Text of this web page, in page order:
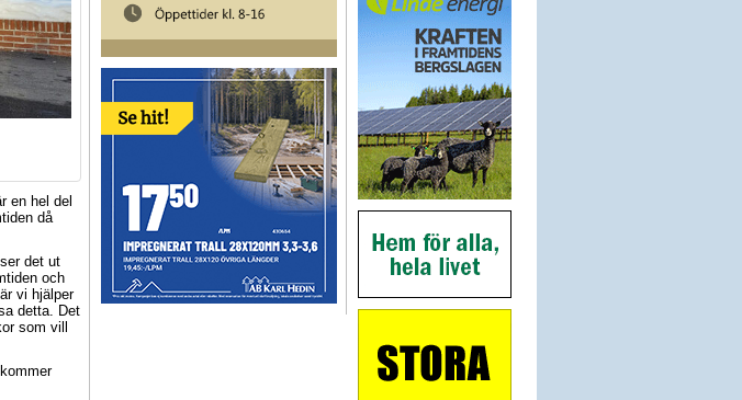
en hel del
då
det ut
och
vi hjälper
detta. Det
som vill